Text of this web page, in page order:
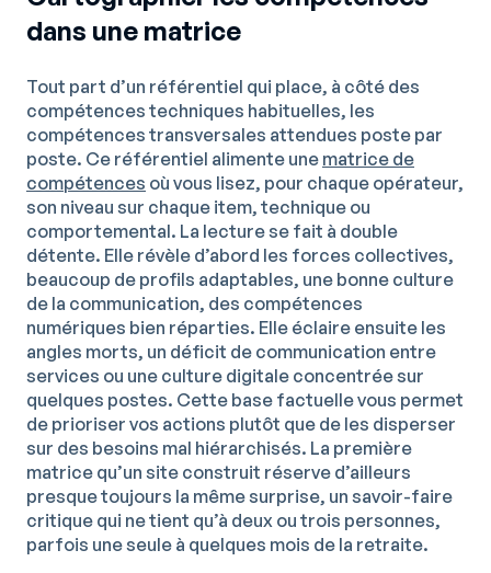
dans une matrice
Tout part d’un référentiel qui place, à côté des
compétences techniques habituelles, les
compétences transversales attendues poste par
poste. Ce référentiel alimente une matrice de
compétences où vous lisez, pour chaque opérateur,
son niveau sur chaque item, technique ou
comportemental. La lecture se fait à double
détente. Elle révèle d’abord les forces collectives,
beaucoup de profils adaptables, une bonne culture
de la communication, des compétences
numériques bien réparties. Elle éclaire ensuite les
angles morts, un déficit de communication entre
services ou une culture digitale concentrée sur
quelques postes. Cette base factuelle vous permet
de prioriser vos actions plutôt que de les disperser
sur des besoins mal hiérarchisés. La première
matrice qu’un site construit réserve d’ailleurs
presque toujours la même surprise, un savoir-faire
critique qui ne tient qu’à deux ou trois personnes,
parfois une seule à quelques mois de la retraite.